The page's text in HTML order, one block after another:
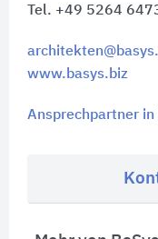
Tel. +49 5264
www.basys.biz
Ansprechpartner